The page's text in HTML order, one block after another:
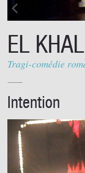
EL
Tragi-comédie
Intention